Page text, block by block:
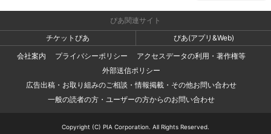
ぴあ関連サイト
チケットぴあ
ぴあ(アプリ&Web)
会社案内
プライバシーポリシー
アクセスデータの利用・著作権等
外部送信ポリシー
広告出稿・お取り組みのご相談・情報掲載・その他お問い合わせ
一般の読者の方・ユーザーの方からのお問い合わせ
Copyright (C) PIA Corporation. All Rights Reserved.